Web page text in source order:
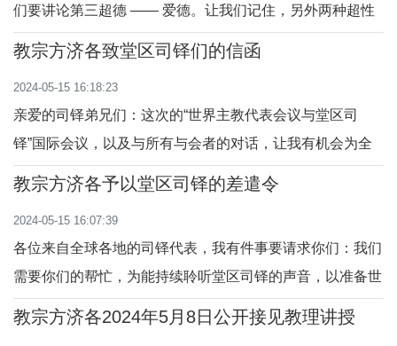
圣神听到了什么？他给我们谈论什么
呢？他用表达奇妙感觉的话给我们谈
这些让我们
们要讲论第三超德 —— 爱德。让我们记住，另外两种超性
德行是信德和望德。今天我们将讲论第三种超性德行，爱
爱德，心胸和思维便立即开阔，它让我们想起圣保禄宗徒在
《格林多前书》中说过的那些启迪人心的话
教宗方济各致堂区司铎们的信函
2024-05-15 16:18:23
亲爱的司铎弟兄们：这次的“世界主教代表会议与堂区司
铎”国际会议，以及与所有与会者的对话，让我有机会为全
球所有的堂区司铎祈祷。我满怀真挚的情感向大家致意。倘
思如此明显，听来平凡无奇，但却再真实不过了。因此，首
先我愿意对你们每天慷慨的服务，在各式各样的
教宗方济各予以堂区司铎的差遣令
2024-05-15 16:07:39
各位来自全球各地的司铎代表，我有件事要请求你们：我们
需要你们的帮忙，为能持续聆听堂区司铎的声音，以准备世
界主教代表会议大会的第二会期。本次的会议非常重要，但
教宗方济各2024年5月8日公开接见教理讲授